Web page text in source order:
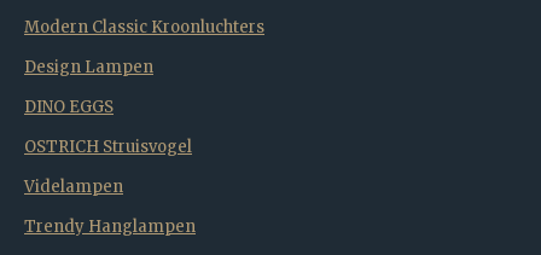
Modern Classic Kroonluchters
Design Lampen
DINO EGGS
OSTRICH Struisvogel
Videlampen
Trendy Hanglampen